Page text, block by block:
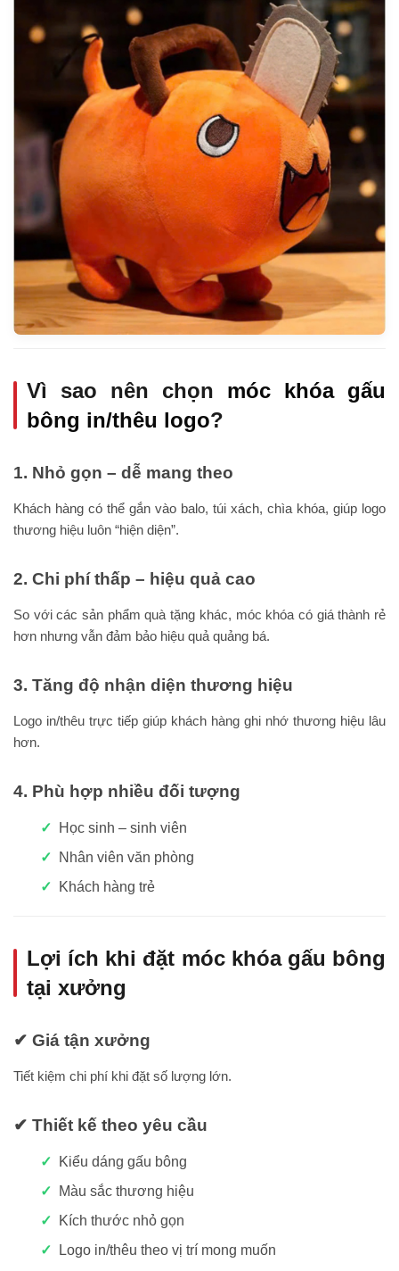
Vì sao nên chọn móc khóa gấu
bông in/thêu logo?
1. Nhỏ gọn – dễ mang theo
Khách hàng có thể gắn vào balo, túi xách, chìa khóa, giúp logo
thương hiệu luôn “hiện diện”.
2. Chi phí thấp – hiệu quả cao
So với các sản phẩm quà tặng khác, móc khóa có giá thành rẻ
hơn nhưng vẫn đảm bảo hiệu quả quảng bá.
3. Tăng độ nhận diện thương hiệu
Logo in/thêu trực tiếp giúp khách hàng ghi nhớ thương hiệu lâu
hơn.
4. Phù hợp nhiều đối tượng
Học sinh – sinh viên
Nhân viên văn phòng
Khách hàng trẻ
Lợi ích khi đặt móc khóa gấu bông
tại xưởng
✔ Giá tận xưởng
Tiết kiệm chi phí khi đặt số lượng lớn.
✔ Thiết kế theo yêu cầu
Kiểu dáng gấu bông
Màu sắc thương hiệu
Kích thước nhỏ gọn
Logo in/thêu theo vị trí mong muốn